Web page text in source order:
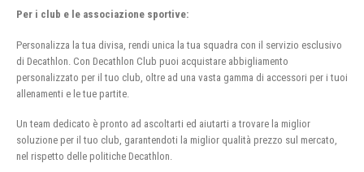
Per i club e le associazione sportive:
Personalizza la tua divisa, rendi unica la tua squadra con il servizio esclusivo
di Decathlon. Con Decathlon Club puoi acquistare abbigliamento
personalizzato per il tuo club, oltre ad una vasta gamma di accessori per i tuoi
allenamenti e le tue partite.
Un team dedicato è pronto ad ascoltarti ed aiutarti a trovare la miglior
soluzione per il tuo club, garantendoti la miglior qualità prezzo sul mercato,
nel rispetto delle politiche Decathlon.